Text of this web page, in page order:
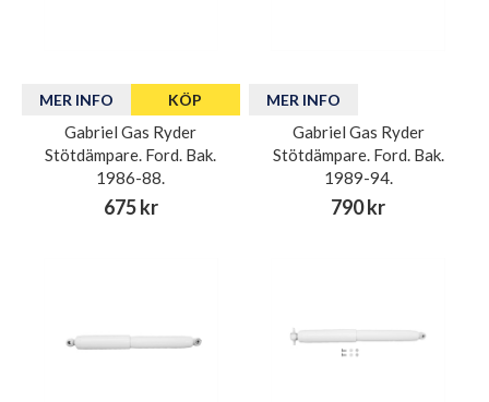
MER INFO KÖP
Gabriel Gas Ryder
Stötdämpare. Ford. Bak.
1986-88.
675 kr
MER INFO
Gabriel Gas Ryder
Stötdämpare. Ford. Bak.
1989-94.
790 kr